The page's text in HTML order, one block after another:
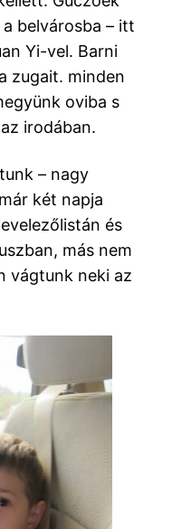
belvárosba – itt
Yi-vel. Barni
zugait. minden
oviba s
irodában.
– nagy
két napja
és
más nem
vágtunk neki az